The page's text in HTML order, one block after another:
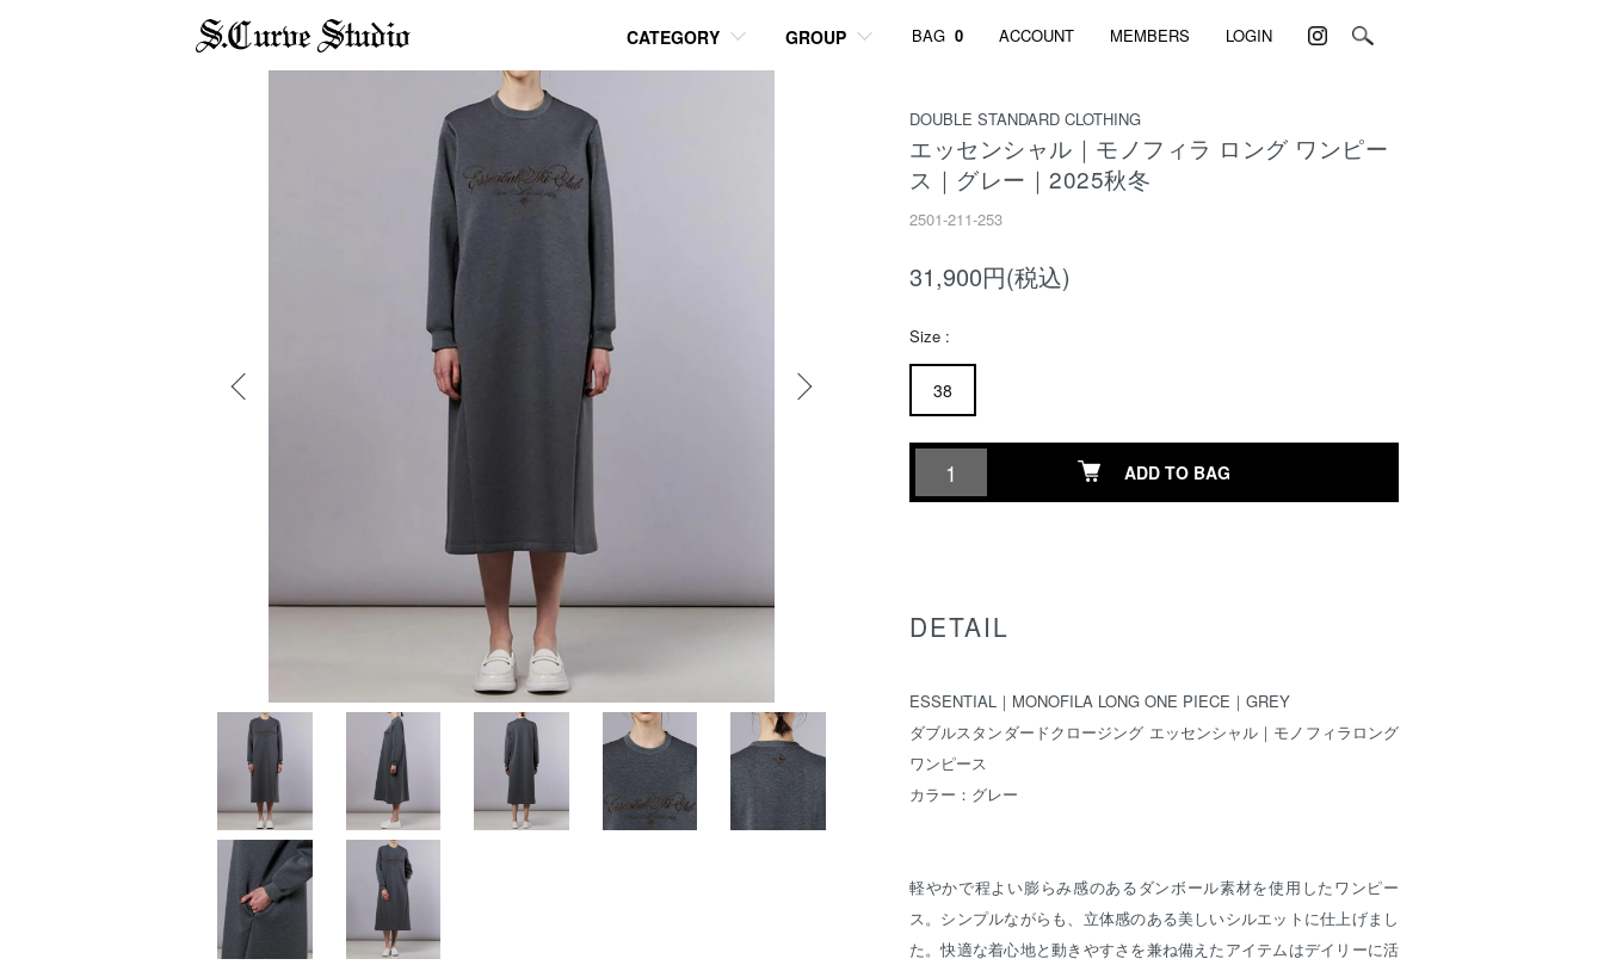
CATEGORY GROUP BAG 0 ACCOUNT MEMBERS LOGIN
DOUBLE STANDARD CLOTHING
エッセンシャル｜モノフィラ ロング ワンピー
ス｜グレー｜2025秋冬
2501-211-253
31,900円(税込)
Size :
38
ADD TO BAG
DETAIL
ESSENTIAL｜MONOFILA LONG ONE PIECE｜GREY
ダブルスタンダードクロージング エッセンシャル｜モノフィラロング
ワンピース
カラー：グレー
軽やかで程よい膨らみ感のあるダンボール素材を使用したワンピー
ス。シンプルながらも、立体感のある美しいシルエットに仕上げまし
た。快適な着心地と動きやすさを兼ね備えたアイテムはデイリーに活